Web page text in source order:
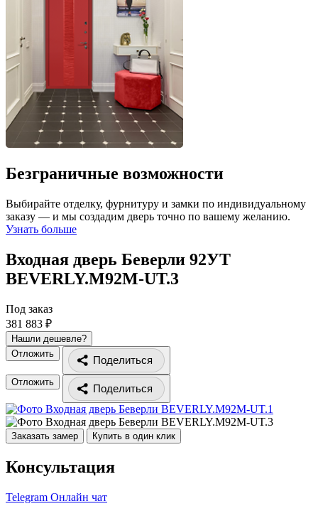
Безграничные возможности
Выбирайте отделку, фурнитуру и замки по индивидуальному
заказу — и мы создадим дверь точно по вашему желанию.
Узнать больше
Входная дверь Беверли 92УТ
BEVERLY.M92M-UT.3
Под заказ
381 883 ₽
Нашли дешевле?
Отложить
Поделиться
Отложить
Поделиться
Заказать замер Купить в один клик
Консультация
Telegram Онлайн чат